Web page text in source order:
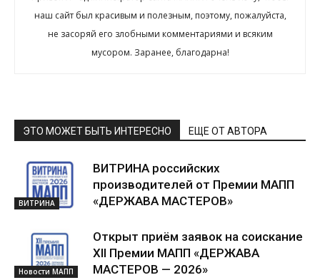
наш сайт был красивым и полезным, поэтому, пожалуйста,
не засоряй его злобными комментариями и всяким
мусором. Заранее, благодарна!
ЭТО МОЖЕТ БЫТЬ ИНТЕРЕСНО ЕЩЕ ОТ АВТОРА
ВИТРИНА
ВИТРИНА российских
производителей от Премии МАПП
«ДЕРЖАВА МАСТЕРОВ»
Новости МАПП
Открыт приём заявок на соискание
XII Премии МАПП «ДЕРЖАВА
МАСТЕРОВ — 2026»